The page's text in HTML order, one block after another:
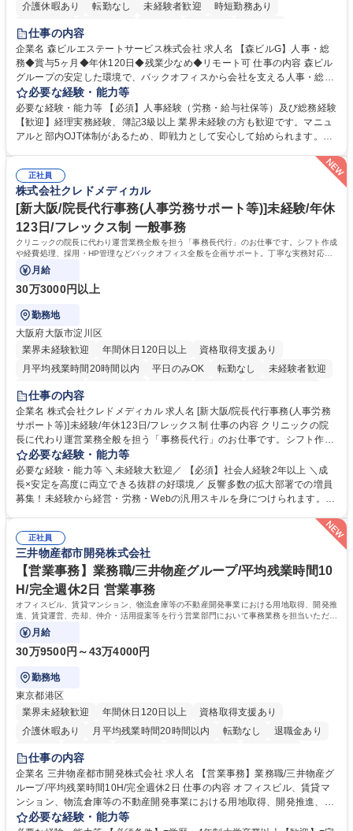
介護休暇あり
転勤なし 未経験者歓迎
時短勤務あり
経験者歓迎
完全週休2日制
交通費支給 長期歓迎 駅近5分以内 土日祝休み
仕事の内容
企業名 森ビルエステートサービス株式会社 求人名 【森ビルG】人事・総
務◆賞与5ヶ月◆年休120日◆残業少なめ◆リモート可 仕事の内容 森ビル
グループの安定した環境で、バックオフィスから会社を支える人事・総務
をお任せします。 労務と総務の業務をバランスよく担当し、ゆくゆくは制
度改定などのコア業務にも挑戦できる、やりがいある環境です。 ■勤怠管
理、給与計算、社会保険手続き、年末調整等の労務管理全般 ■入退社手続
き、社内規定の改定や人事制度改定などのコア業務 ■社内イベントの企画
は部内のOJTを中心に、あなたの経験に合わせて不足している部分はいつ
でも質問・相談できる環境が整っているため、安心して成長できます。 募
集職種 【森ビルG】人事・総務◆賞与5ヶ月◆年休120日◆残業少なめ◆
リモート可
必要な経験・能力等
必要な経験・能力等 【必須】人事経験（労務・給与社保等）及び総務経験
【歓迎】経理実務経験、簿記3級以上 業界未経験の方も歓迎です。マニュ
アルと部内OJT体制があるため、即戦力として安心して始められます。
ます。定型業務に留まらず、社内規定や人事制度の改定など会社のコア業
務に挑戦できるため、自身の成長と組織への貢献度をダイレクトに実感で
きます。 残業少なめ、週1日リモート可など、ワークライフバランスを保
ち長期活躍できる環境です。 「これまでの幅広い経験を活かし、長期的な
キャリアを築きたい」という前向きな意欲と挑戦を全力で応援します。 学
歴・資格 学歴：大学院 大学 高専 短大 専修学校 高校 語学力： 資格：日商
簿記検定1級 日商簿記検定2級 日商簿記検定3級
正社員
株式会社クレドメディカル
[新大阪/院長代行事務(人事労務サポート等)]未経験/年休
123日/フレックス制 一般事務
クリニックの院長に代わり運営業務全般を担う「事務長代行」のお仕事です。シフト作成
や経費処理、採用・HP管理などバックオフィス全般を企画サポート。丁寧な実務対応で
現場を支え、専門スキルを構築できます。
月給
30万3000円以上
勤務地
大阪府大阪市淀川区
業界未経験歓迎
年間休日120日以上
資格取得支援あり
月平均残業時間20時間以内
平日のみOK 転勤なし
未経験者歓迎
住宅手当あり
交通費支給
駅近5分以内 土日祝休み 昼食補助あり
仕事の内容
企業名 株式会社クレドメディカル 求人名 [新大阪/院長代行事務(人事労務
サポート等)]未経験/年休123日/フレックス制 仕事の内容 クリニックの院
長に代わり運営業務全般を担う「事務長代行」のお仕事です。シフト作成
や経費処理、採用・HP管理などバックオフィス全般を企画サポート。丁
寧な実務対応で現場を支え、専門スキルを構築できます。 当社の開業医支
援のコンサルタントと連携し、開業後クリニックのバックオフィス全般を
担当します。 ＼具体的には／ ■スタッフのシフト作成、日々の経費処理 ■
り業務設計を行い手厚いOJTもあるため未経験から安心してスタート可能
です。基本は社内勤務でクリニック訪問はほとんどありません。 募集職種
[新大阪/院長代行事務(人事労務サポート等)]未経験/年休123日/フレックス
制
必要な経験・能力等
必要な経験・能力等 ＼未経験大歓迎／ 【必須】社会人経験2年以上 ＼成
長×安定を高度に両立できる抜群の好環境／ 反響多数の拡大部署での増員
募集！未経験から経営・労務・Webの汎用スキルを身につけられます。初
休日123日（完全土日祝休）、残業月平均10時間、フレックス制と働きや
すさも抜群。転勤なしの新大阪本社勤務で、安定した事業基盤のもと腰を
据えて長期的キャリアを構築できます。 学歴・資格 学歴：大学院 大学 語
学力： 資格：
正社員
三井物産都市開発株式会社
【営業事務】業務職/三井物産グループ/平均残業時間10
H/完全週休2日 営業事務
オフィスビル、賃貸マンション、物流倉庫等の不動産開発事業における用地取得、開発推
進、賃貸運営、売却、仲介・活用提案等を行う営業部門において事務業務を担当いただき
ます。
月給
30万9500円～43万4000円
勤務地
東京都港区
業界未経験歓迎
年間休日120日以上
資格取得支援あり
介護休暇あり
月平均残業時間20時間以内 転勤なし
退職金あり
在宅OK
賞与あり
駅近5分以内
土日祝休み 寮・社宅あり
仕事の内容
企業名 三井物産都市開発株式会社 求人名 【営業事務】業務職/三井物産グ
ループ/平均残業時間10H/完全週休2日 仕事の内容 オフィスビル、賃貸マ
ンション、物流倉庫等の不動産開発事業における用地取得、開発推進、賃
貸運営、売却、仲介・活用提案等を行う営業部門において事務業務を担当
必要な経験・能力等